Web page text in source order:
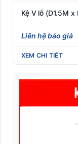
Kệ V lỗ (D1.5M
Liên hệ báo giá
XEM CHI TIẾT